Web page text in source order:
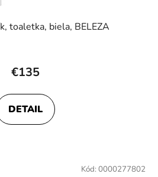
toaletka, biela, BELEZA
€135
DETAIL
Kód: 0000277802